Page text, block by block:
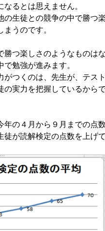
るとは思えません。
生徒との競争の中で勝つ
うのです。
つ楽しさのようなものは
勉強が進みます。
つくのは、先生が、テス
の実力を把握しているから
の４月から９月までの点
徒が読解検定の点数を上げ